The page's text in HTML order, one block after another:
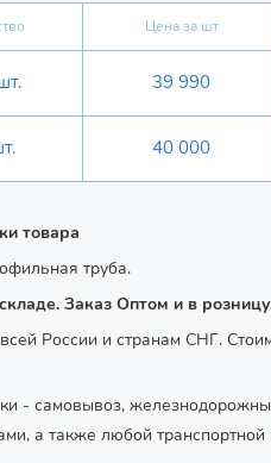
Цена за шт
39 990
40 000
товара
труба.
Заказ Оптом и в
России и странам СНГ.
- самовывоз,
а также любой